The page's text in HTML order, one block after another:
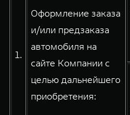
WEY 80
от 6 449 000 ₽
1.
Оформление заказа
и/или предзаказа
автомобиля на
сайте Компании с
целью дальнейшего
приобретения: